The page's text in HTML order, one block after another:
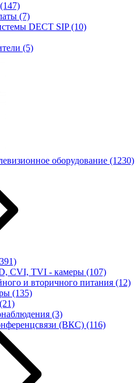
(147)
(7)
DECT SIP(10)
(5)
оборудование (1230)
CVI, TVI - камеры (107)
и вторичного питания (12)
(135)
(21)
(3)
(ВКС) (116)